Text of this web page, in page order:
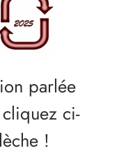
parlée
ci-
!